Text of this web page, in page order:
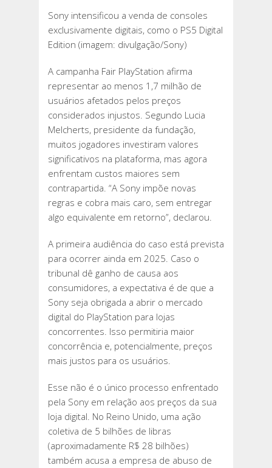
Sony intensificou a venda de consoles
exclusivamente digitais, como o PS5 Digital
Edition (imagem: divulgação/Sony)
A campanha Fair PlayStation afirma
representar ao menos 1,7 milhão de
usuários afetados pelos preços
considerados injustos. Segundo Lucia
Melcherts, presidente da fundação,
muitos jogadores investiram valores
significativos na plataforma, mas agora
enfrentam custos maiores sem
contrapartida. “A Sony impõe novas
regras e cobra mais caro, sem entregar
algo equivalente em retorno”, declarou.
A primeira audiência do caso está prevista
para ocorrer ainda em 2025. Caso o
tribunal dê ganho de causa aos
consumidores, a expectativa é de que a
Sony seja obrigada a abrir o mercado
digital do PlayStation para lojas
concorrentes. Isso permitiria maior
concorrência e, potencialmente, preços
mais justos para os usuários.
Esse não é o único processo enfrentado
pela Sony em relação aos preços da sua
loja digital. No Reino Unido, uma ação
coletiva de 5 bilhões de libras
(aproximadamente R$ 28 bilhões)
também acusa a empresa de abuso de